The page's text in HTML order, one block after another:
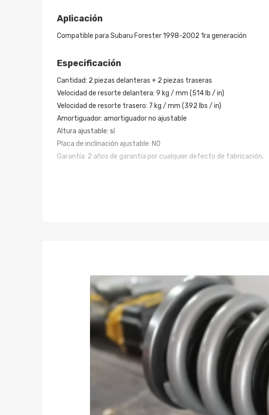
Aplicación
Compatible para Subaru Forester 1998-2002 1ra generación
Especificación
Cantidad: 2 piezas delanteras + 2 piezas traseras
Velocidad de resorte delantera: 9 kg / mm (514 lb / in)
Velocidad de resorte trasero: 7 kg / mm (392 lbs / in)
Amortiguador: amortiguador no ajustable
Altura ajustable: sí
Placa de inclinación ajustable: NO
Garantía: 2 años de garantía por cualquier defecto de fabricación.
- Resorte de rendimiento de alta resistencia: bajo 600,000
es para mejorar la durabilidad y el rendimiento.
- Todos los insertos vienen con botas de goma ajustadas para
- Mejore su rendimiento de manejo sin sacrificar una conducción
- Una forma rápida y económica de mejorar fácilmente la
- Fácil instalación con las herramientas adecuadas.
- Ideal para cualquier pista, deriva y carretera rápida y también se
- No hay instrucciones incluidas; Instalación profesional y alineación
- Consulte en nuestra tienda otras piezas de automóviles que le
- No dude en contactarnos para lo que podamos ayudar